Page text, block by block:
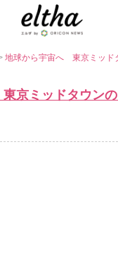
地球から宇宙へ 東京ミッド
京ミッドタウン